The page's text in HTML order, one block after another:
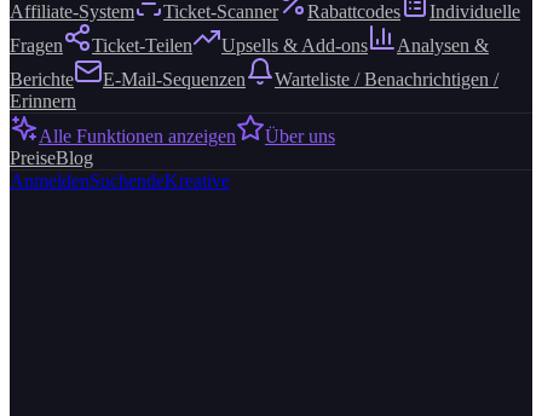
Affiliate-System
Ticket-Scanner Rabattcodes
Individuelle
Fragen
Ticket-Teilen Upsells & Add-ons
Analysen &
Berichte
E-Mail-Sequenzen
Warteliste / Benachrichtigen /
Erinnern
Alle Funktionen anzeigen
Über uns
PreiseBlog
AnmeldenSuchendeKreative